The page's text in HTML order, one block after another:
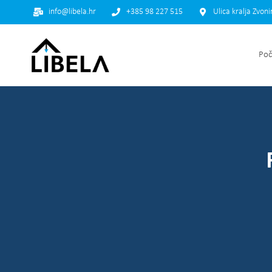
info@libela.hr +385 98 227 515 Ulica kralja